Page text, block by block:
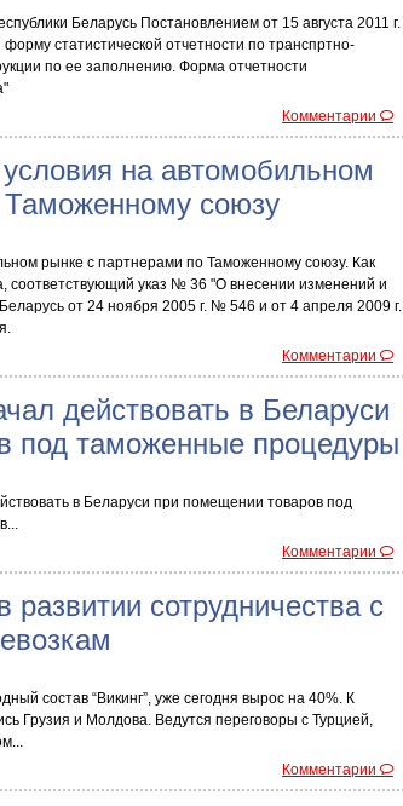
Беларусь Постановлением от 15 августа 2011 г.
статистической отчетности по транспртно-
по ее заполнению. Форма отчетности
Комментарии
на автомобильном
союзу
рынке с партнерами по Таможенному союзу. Как
указ № 36 "О внесении изменений и
от 24 ноября 2005 г. № 546 и от 4 апреля 2009 г.
Комментарии
действовать в Беларуси
под таможенные процедуры
в Беларуси при помещении товаров под
Комментарии
развитии сотрудничества с
состав “Викинг”, уже сегодня вырос на 40%. К
Грузия и Молдова. Ведутся переговоры с Турцией,
Комментарии